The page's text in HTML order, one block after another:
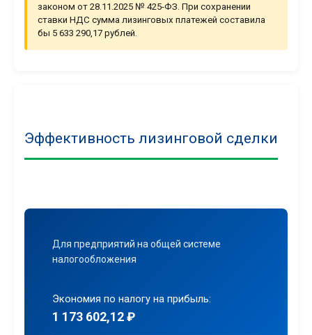
законом от 28.11.2025 № 425-ФЗ. При сохранении
ставки НДС сумма лизинговых платежей составила
бы 5 633 290,17 рублей.
Эффективность лизинговой сделки
Для предприятий на общей системе
налогообложения
Экономия по налогу на прибыль:
1 173 602,12 ₽